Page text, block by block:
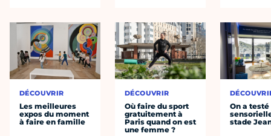
DÉCOUVRIR
Les meilleures
expos du moment
à faire en famille
DÉCOUVRIR
Où faire du sport
gratuitement à
Paris quand on est
une femme ?
On a
stade